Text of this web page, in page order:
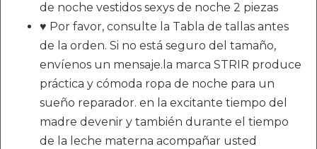
de noche vestidos sexys de noche 2 piezas
♥ Por favor, consulte la Tabla de tallas antes
de la orden. Si no está seguro del tamaño,
envíenos un mensaje.la marca STRIR produce
práctica y cómoda ropa de noche para un
sueño reparador. en la excitante tiempo del
madre devenir y también durante el tiempo
de la leche materna acompañar usted